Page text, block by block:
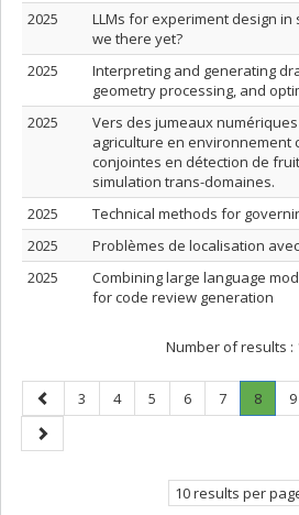
2025
LLMs for experiment design in
we there yet?
2025
Interpreting and generating
geometry processing, and
2025
Vers des jumeaux
agriculture en environnement
conjointes en détection de
simulation trans-domaines.
2025
Technical methods for
2025
Problèmes de localisation
2025
Combining large language
for code review generation
Number of results :
Previous
page
Page
3 Page
4 Page
5 Page
6 Page
7 Page
8.
9
Next
page
10 results per